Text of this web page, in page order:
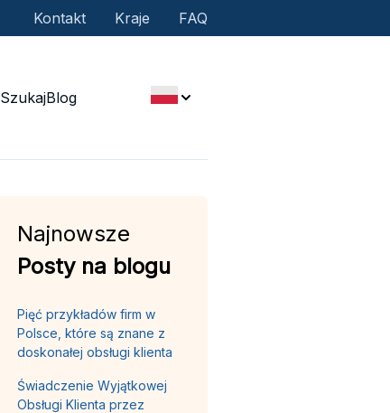
Kontakt Kraje FAQ
SzukajBlog
Najnowsze
Posty na blogu
Pięć przykładów firm w
Polsce, które są znane z
doskonałej obsługi klienta
Świadczenie Wyjątkowej
Obsługi Klienta przez